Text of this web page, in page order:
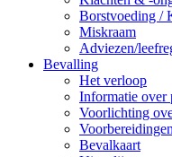
Borstvoeding /
Miskraam
Adviezen/
Bevalling
Het verloop
Informatie over
Voorlichting
Voorbereidingen
Bevalkaart